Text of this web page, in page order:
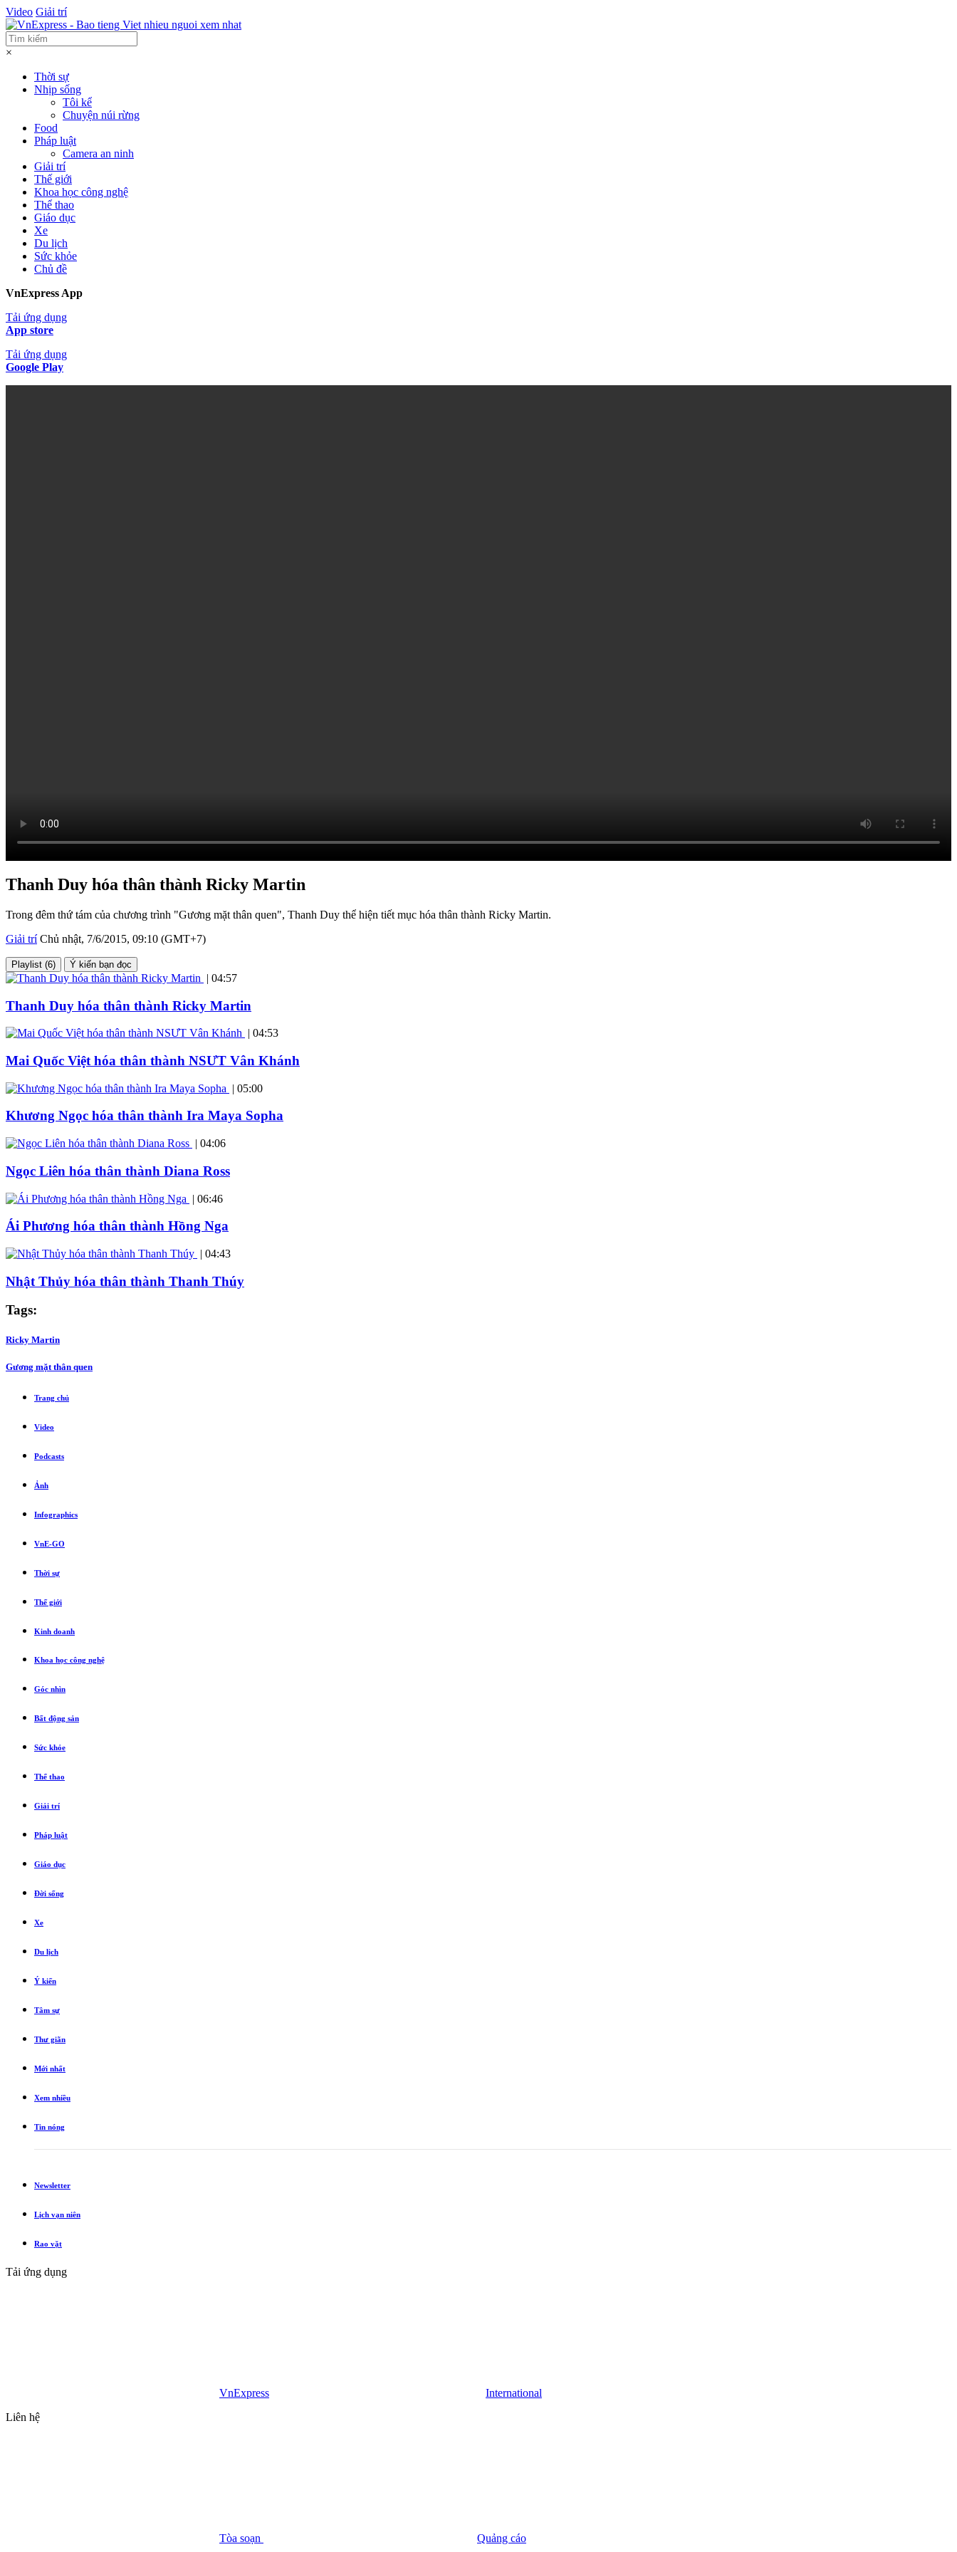
Video Giải trí
×
Thời sự
Nhịp sống
Tôi kể
Chuyện núi rừng
Food
Pháp luật
Camera an ninh
Giải trí
Thế giới
Khoa học công nghệ
Thể thao
Giáo dục
Xe
Du lịch
Sức khỏe
Chủ đề
VnExpress App
Tải ứng dụng
App store
Tải ứng dụng
Google Play
Thanh Duy hóa thân thành Ricky Martin
Trong đêm thứ tám của chương trình "Gương mặt thân quen", Thanh Duy thể hiện tiết mục hóa thân thành Ricky Martin.
Giải trí Chủ nhật, 7/6/2015, 09:10 (GMT+7)
Playlist (6) Ý kiến bạn đọc
| 04:57
Thanh Duy hóa thân thành Ricky Martin
| 04:53
Mai Quốc Việt hóa thân thành NSƯT Vân Khánh
| 05:00
Khương Ngọc hóa thân thành Ira Maya Sopha
| 04:06
Ngọc Liên hóa thân thành Diana Ross
| 06:46
Ái Phương hóa thân thành Hồng Nga
| 04:43
Nhật Thủy hóa thân thành Thanh Thúy
Tags:
Ricky Martin
Gương mặt thân quen
Trang chủ
Video
Podcasts
Ảnh
Infographics
VnE-GO
Thời sự
Thế giới
Kinh doanh
Khoa học công nghệ
Góc nhìn
Bất động sản
Sức khỏe
Thể thao
Giải trí
Pháp luật
Giáo dục
Đời sống
Xe
Du lịch
Ý kiến
Tâm sự
Thư giãn
Mới nhất
Xem nhiều
Tin nóng
Newsletter
Lịch vạn niên
Rao vặt
Tải ứng dụng
VnExpress
International
Liên hệ
Tòa soạn Quảng cáo